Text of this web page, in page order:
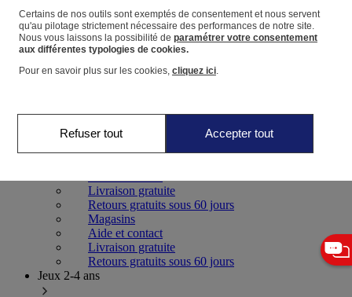
Livraison gratuite
Retours gratuits sous 60 jours
Magasins
Aide et contact
Livraison gratuite
Retours gratuits sous 60 jours
Jeux 2-4 ans
Certains de nos outils sont exemptés de consentement et nous servent
qu'au pilotage strictement nécessaire des performances de notre site.
Nous vous laissons la possibilité de paramétrer votre consentement
aux différentes typologies de cookies.
Pour en savoir plus sur les cookies, cliquez ici.
Refuser tout Accepter tout